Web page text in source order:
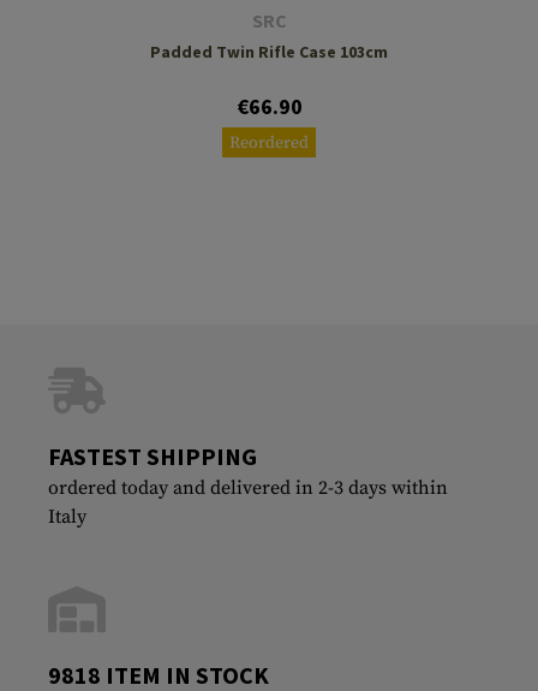
SRC
Padded Twin Rifle Case 103cm
€66.90
Reordered
FASTEST SHIPPING
ordered today and delivered in 2-3 days within
Italy
9818 ITEM IN STOCK